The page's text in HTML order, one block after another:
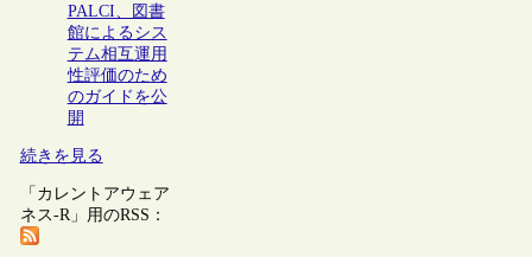
PALCI、図書
館によるシス
テム相互運用
性評価のため
のガイドを公
開
続きを見る
「カレントアウェア
ネス-R」用のRSS：